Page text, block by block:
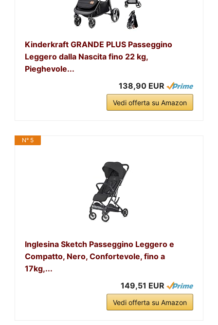
Kinderkraft GRANDE PLUS Passeggino
Leggero dalla Nascita fino 22 kg,
Pieghevole...
138,90 EUR
Vedi offerta su Amazon
N° 5
Inglesina Sketch Passeggino Leggero e
Compatto, Nero, Confortevole, fino a
17kg,...
149,51 EUR
Vedi offerta su Amazon